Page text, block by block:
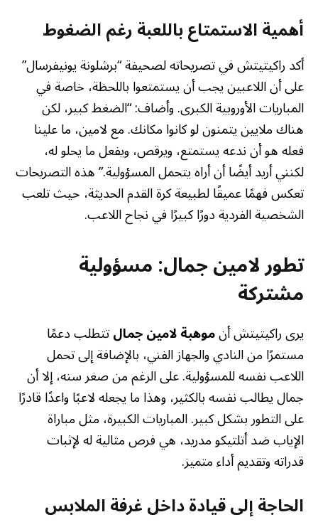
أهمية الاستمتاع باللعبة رغم الضغوط
أكد راكيتيتش في تصريحاته لصحيفة “برشلونة يونيفرسال”
على أن اللاعبين يجب أن يستمتعوا باللحظة، خاصة في
المباريات الأوروبية الكبرى. وأضاف: “الضغط كبير، لكن
هناك ملايين يتمنون لو كانوا مكانك. مع لامين، ما علينا
فعله هو أن ندعه يستمتع، ويرقص، ويفعل ما يحلو له،
لكنني أريد أيضًا أن أراه يتحمل المسؤولية.” هذه التصريحات
تعكس فهمًا عميقًا لطبيعة كرة القدم الحديثة، حيث تلعب
الشخصية الفردية دورًا كبيرًا في نجاح اللاعب.
تطور لامين جمال: مسؤولية
مشتركة
يرى راكيتيتش أنموهبة لامين جمالتتطلب دعمًا
مستمرًا من النادي والجهاز الفني، بالإضافة إلى تحمل
اللاعب نفسه للمسؤولية. على الرغم من صغر سنه، إلا أن
جمال يطالب نفسه بالكثير، وهذا ما يجعله لاعبًا واعدًا قادرًا
على التطور بشكل كبير. المباريات الكبيرة، مثل مباراة
الإياب ضد أتلتيكو مدريد، هي فرص مثالية له لإثبات
قدراته وتقديم أداء متميز.
الحاجة إلى قيادة داخل غرفة الملابس